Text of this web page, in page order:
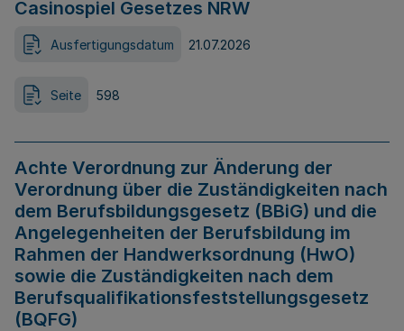
Casinospiel Gesetzes NRW
Ausfertigungsdatum 21.07.2026
Seite 598
Achte Verordnung zur Änderung der
Verordnung über die Zuständigkeiten nach
dem Berufsbildungsgesetz (BBiG) und die
Angelegenheiten der Berufsbildung im
Rahmen der Handwerksordnung (HwO)
sowie die Zuständigkeiten nach dem
Berufsqualifikationsfeststellungsgesetz
(BQFG)